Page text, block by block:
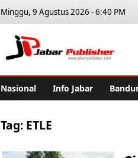
Minggu, 9 Agustus 2026 - 6:40 PM
Nasional Info Jabar
Tag: ETLE